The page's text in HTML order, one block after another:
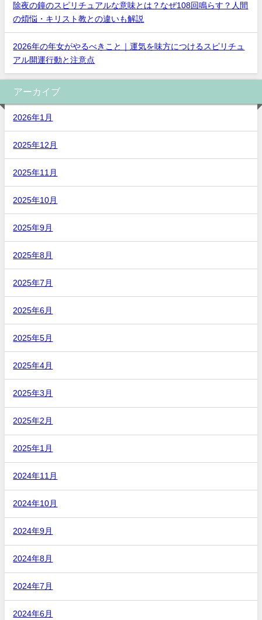
除夜の鐘のスピリチュアルな意味とは？なぜ108回鳴らす？人間
の煩悩・キリスト教との違いも解説
2026年の年女がやるべきこと｜運気を味方につけるスピリチュ
アル開運行動と注意点
アーカイブ
2026年1月
2025年12月
2025年11月
2025年10月
2025年9月
2025年8月
2025年7月
2025年6月
2025年5月
2025年4月
2025年3月
2025年2月
2025年1月
2024年11月
2024年10月
2024年9月
2024年8月
2024年7月
2024年6月